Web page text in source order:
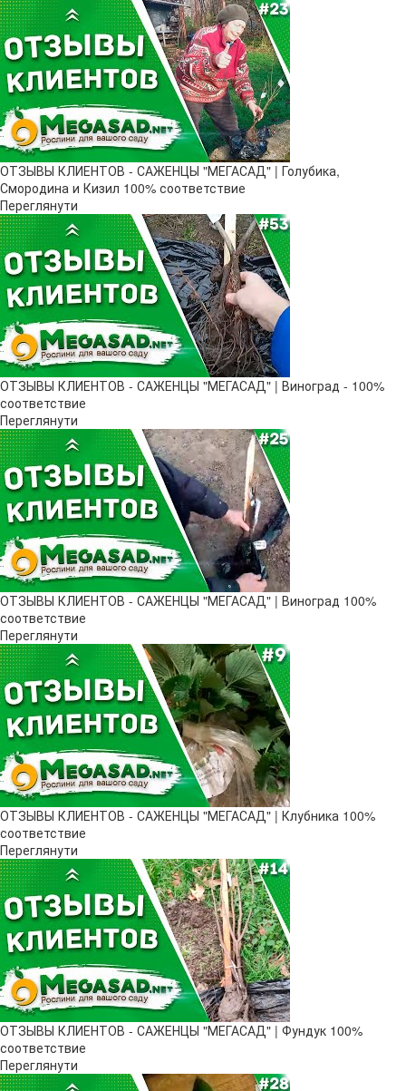
ОТЗЫВЫ КЛИЕНТОВ - САЖЕНЦЫ "МЕГАСАД" | Голубика,
Смородина и Кизил 100% соответствие
Переглянути
ОТЗЫВЫ КЛИЕНТОВ - САЖЕНЦЫ "МЕГАСАД" | Виноград - 100%
соответствие
Переглянути
ОТЗЫВЫ КЛИЕНТОВ - САЖЕНЦЫ "МЕГАСАД" | Виноград 100%
соответствие
Переглянути
ОТЗЫВЫ КЛИЕНТОВ - САЖЕНЦЫ "МЕГАСАД" | Клубника 100%
соответствие
Переглянути
ОТЗЫВЫ КЛИЕНТОВ - САЖЕНЦЫ "МЕГАСАД" | Фундук 100%
соответствие
Переглянути